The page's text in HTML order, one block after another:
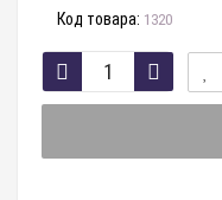
Код товара: 1320